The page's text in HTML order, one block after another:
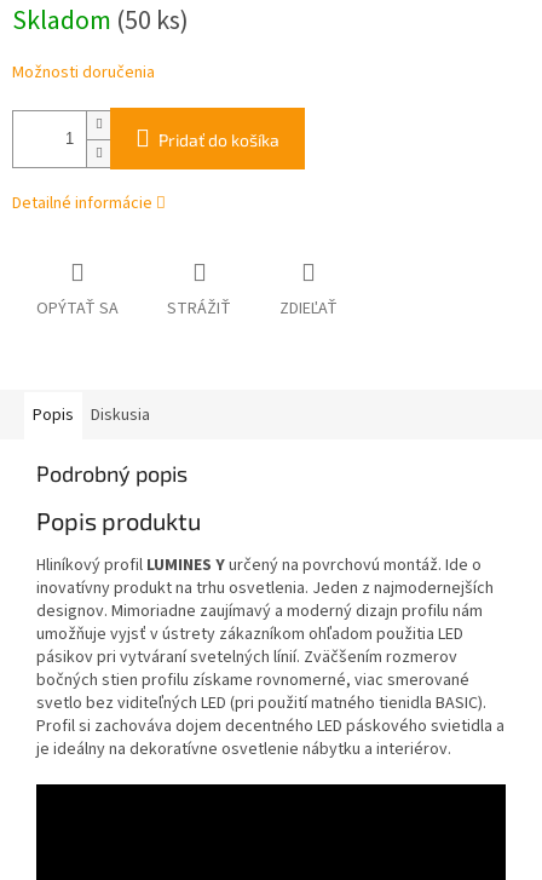
cena:
Skladom (50 ks)
Možnosti doručenia
Pridať do košíka
Detailné informácie
OPÝTAŤ SA STRÁŽIŤ ZDIEĽAŤ
Popis Diskusia
Podrobný popis
Popis produktu
Hliníkový profil LUMINES Yurčený na povrchovú montáž. Ide o
inovatívny produkt na trhu osvetlenia. Jeden z najmodernejších
designov. Mimoriadne zaujímavý a moderný dizajn profilu nám
umožňuje vyjsť v ústrety zákazníkom ohľadom použitia LED
pásikov pri vytváraní svetelných línií. Zväčšením rozmerov
bočných stien profilu získame rovnomerné, viac smerované
svetlo bez viditeľných LED (pri použití matného tienidla BASIC).
Profil si zachováva dojem decentného LED páskového svietidla a
je ideálny na dekoratívne osvetlenie nábytku a interiérov.